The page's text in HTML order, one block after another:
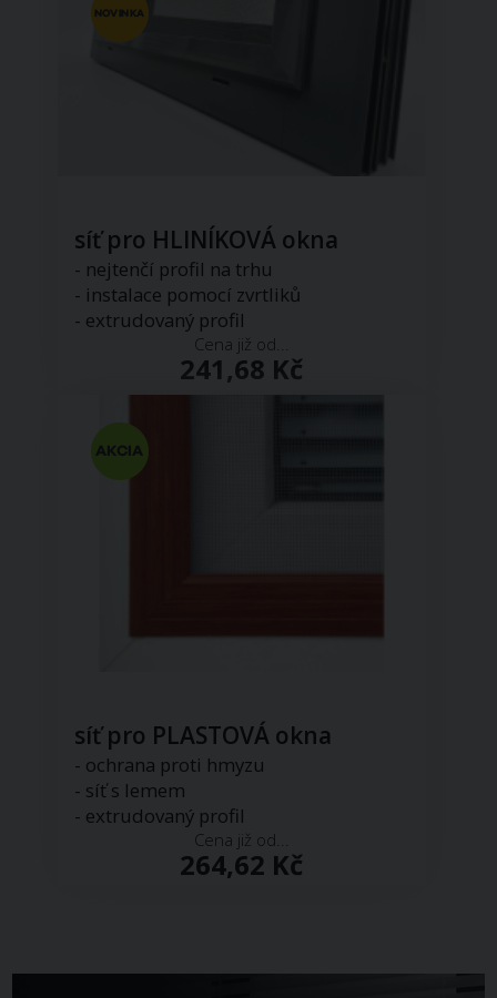
síť pro HLINÍKOVÁ okna
- nejtenčí profil na trhu
- instalace pomocí zvrtliků
- extrudovaný profil
Cena již od...
241,68 Kč
síť pro PLASTOVÁ okna
- ochrana proti hmyzu
- síť s lemem
- extrudovaný profil
Cena již od...
264,62 Kč